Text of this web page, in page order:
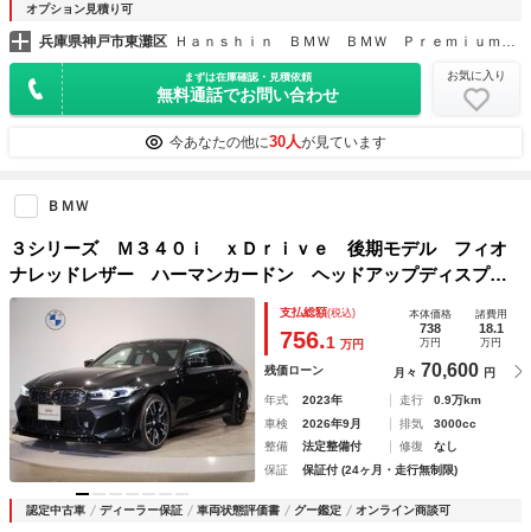
オプション見積り可
兵庫県神戸市東灘区 Ｈａｎｓｈｉｎ ＢＭＷ ＢＭＷ ＰｒｅｍｉｕｍＳｅｌｅｃｔｉｏｎ 六甲アイランド
まずは在庫確認・見積依頼
無料通話でお問い合わせ
お気に入り
今あなたの他に30人が見ています
ＢＭＷ
３シリーズ Ｍ３４０ｉ ｘＤｒｉｖｅ 後期モデル フィオ
ナレッドレザー ハーマンカードン ヘッドアップディスプレ
イ 全周囲カメラ ブラックグリル Ｍブレーキ 純正１９Ａ
Ｗ 社外フロントスポイラー／リアスポイラー／リアアンダー
ガーニッシュ
支払総額(税込)
756.1 万円
本体価格
738
万円
諸費用
18.1
万円
残価ローン 月々 70,600 円
年式 2023年 走行
0.9万km
車検
2026年9月 排気
3000cc
整備
法定整備付 修復
なし
保証
保証付 (24ヶ月・走行無制限)
認定中古車 ディーラー保証 車両状態評価書 グー鑑定 オンライン商談可